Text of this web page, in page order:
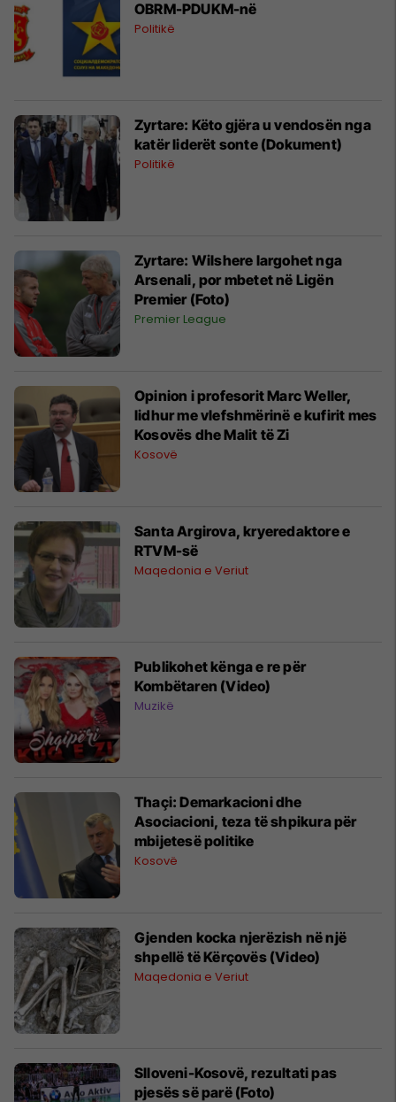
OBRM-PDUKM-në
Politikë
Zyrtare: Këto gjëra u vendosën nga
katër liderët sonte (Dokument)
Politikë
Zyrtare: Wilshere largohet nga
Arsenali, por mbetet në Ligën
Premier (Foto)
Premier League
Opinion i profesorit Marc Weller,
lidhur me vlefshmërinë e kufirit mes
Kosovës dhe Malit të Zi
Kosovë
Santa Argirova, kryeredaktore e
RTVM-së
Maqedonia e Veriut
Publikohet kënga e re për
Kombëtaren (Video)
Muzikë
Thaçi: Demarkacioni dhe
Asociacioni, teza të shpikura për
mbijetesë politike
Kosovë
Gjenden kocka njerëzish në një
shpellë të Kërçovës (Video)
Maqedonia e Veriut
Slloveni-Kosovë, rezultati pas
pjesës së parë (Foto)